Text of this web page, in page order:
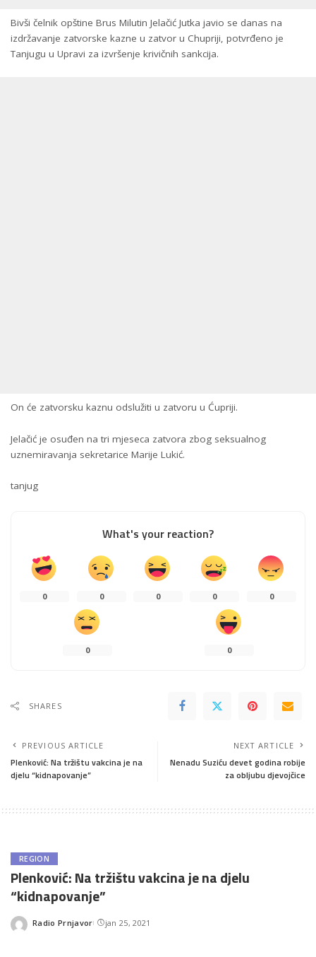
Bivši čelnik opštine Brus Milutin Jelačić Jutka javio se danas na
izdržavanje zatvorske kazne u zatvor u Chupriji, potvrđeno je
Tanjugu u Upravi za izvršenje krivičnih sankcija.
On će zatvorsku kaznu odslužiti u zatvoru u Ćupriji.
Jelačić je osuđen na tri mjeseca zatvora zbog seksualnog
uznemiravanja sekretarice Marije Lukić.
tanjug
What's your reaction?
0 0 0 0 0
0 0
SHARES
PREVIOUS ARTICLE
Plenković: Na tržištu vakcina je na
djelu “kidnapovanje”
NEXT ARTICLE
Nenadu Suziću devet godina robije
za obljubu djevojčice
REGION
Plenković: Na tržištu vakcina je na djelu
“kidnapovanje”
Posted
Radio Prnjavor jan 25, 2021